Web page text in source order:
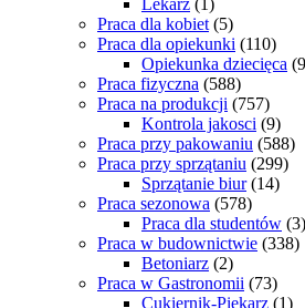
Lekarz (1)
Praca dla kobiet (5)
Praca dla opiekunki (110)
Opiekunka dziecięca
Praca fizyczna (588)
Praca na produkcji (757)
Kontrola jakosci (9)
Praca przy pakowaniu (588)
Praca przy sprzątaniu (299)
Sprzątanie biur (14)
Praca sezonowa (578)
Praca dla studentów (3)
Praca w budownictwie (338)
Betoniarz (2)
Praca w Gastronomii (73)
Cukiernik-Piekarz (1)